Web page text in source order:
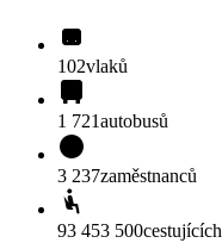
102vlaků
1 721autobusů
3 237zaměstnanců
93 453 500cestujících